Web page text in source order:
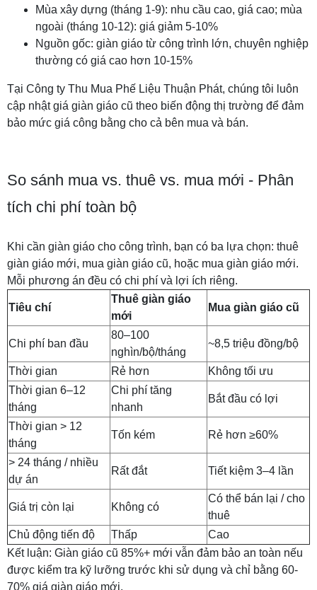
Mùa xây dựng (tháng 1-9): nhu cầu cao, giá cao; mùa
ngoài (tháng 10-12): giá giảm 5-10%
Nguồn gốc: giàn giáo từ công trình lớn, chuyên nghiệp
thường có giá cao hơn 10-15%
Tại Công ty Thu Mua Phế Liệu Thuận Phát, chúng tôi luôn
cập nhật giá giàn giáo cũ theo biến động thị trường để đảm
bảo mức giá công bằng cho cả bên mua và bán.
So sánh mua vs. thuê vs. mua mới - Phân
tích chi phí toàn bộ
Khi cần giàn giáo cho công trình, bạn có ba lựa chọn: thuê
giàn giáo mới, mua giàn giáo cũ, hoặc mua giàn giáo mới.
Mỗi phương án đều có chi phí và lợi ích riêng.
Tiêu chí
Thuê giàn giáo
mới
Mua giàn giáo cũ
Chi phí ban đầu
80–100
nghìn/bộ/tháng
~8,5 triệu đồng/bộ
Thời gian Rẻ hơn
Không tối ưu
Thời gian 6–12
tháng
Chi phí tăng
nhanh
Bắt đầu có lợi
Thời gian > 12
tháng
Tốn kém Rẻ hơn ≥60%
> 24 tháng / nhiều
dự án
Rất đắt Tiết kiệm 3–4 lần
Giá trị còn lại Không có
Có thể bán lại / cho
thuê
Chủ động tiến độ
Thấp
Cao
Kết luận: Giàn giáo cũ 85%+ mới vẫn đảm bảo an toàn nếu
được kiểm tra kỹ lưỡng trước khi sử dụng và chỉ bằng 60-
70% giá giàn giáo mới.